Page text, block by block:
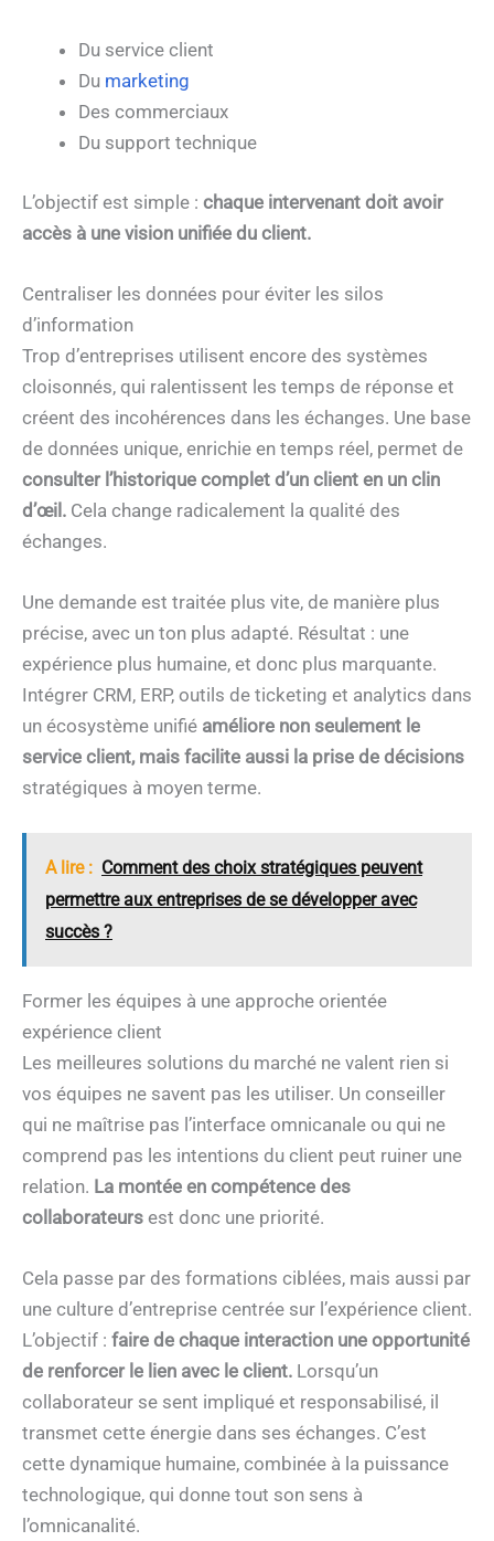
Du service client
Du marketing
Des commerciaux
Du support technique
L’objectif est simple : chaque intervenant doit avoir
accès à une vision unifiée du client.
Centraliser les données pour éviter les silos
d’information
Trop d’entreprises utilisent encore des systèmes
cloisonnés, qui ralentissent les temps de réponse et
créent des incohérences dans les échanges. Une base
de données unique, enrichie en temps réel, permet de
consulter l’historique complet d’un client en un clin
d’œil. Cela change radicalement la qualité des
échanges.
Une demande est traitée plus vite, de manière plus
précise, avec un ton plus adapté. Résultat : une
expérience plus humaine, et donc plus marquante.
Intégrer CRM, ERP, outils de ticketing et analytics dans
un écosystème unifié améliore non seulement le
service client, mais facilite aussi la prise de décisions
stratégiques à moyen terme.
A lire : Comment des choix stratégiques peuvent
permettre aux entreprises de se développer avec
succès ?
Former les équipes à une approche orientée
expérience client
Les meilleures solutions du marché ne valent rien si
vos équipes ne savent pas les utiliser. Un conseiller
qui ne maîtrise pas l’interface omnicanale ou qui ne
comprend pas les intentions du client peut ruiner une
relation. La montée en compétence des
collaborateurs est donc une priorité.
Cela passe par des formations ciblées, mais aussi par
une culture d’entreprise centrée sur l’expérience client.
L’objectif : faire de chaque interaction une opportunité
de renforcer le lien avec le client. Lorsqu’un
collaborateur se sent impliqué et responsabilisé, il
transmet cette énergie dans ses échanges. C’est
cette dynamique humaine, combinée à la puissance
technologique, qui donne tout son sens à
l’omnicanalité.